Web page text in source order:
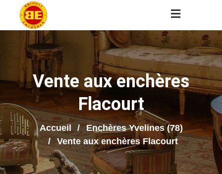
Vente aux enchères
Flacourt
Accueil
Enchères Yvelines (78)
Vente aux enchères Flacourt